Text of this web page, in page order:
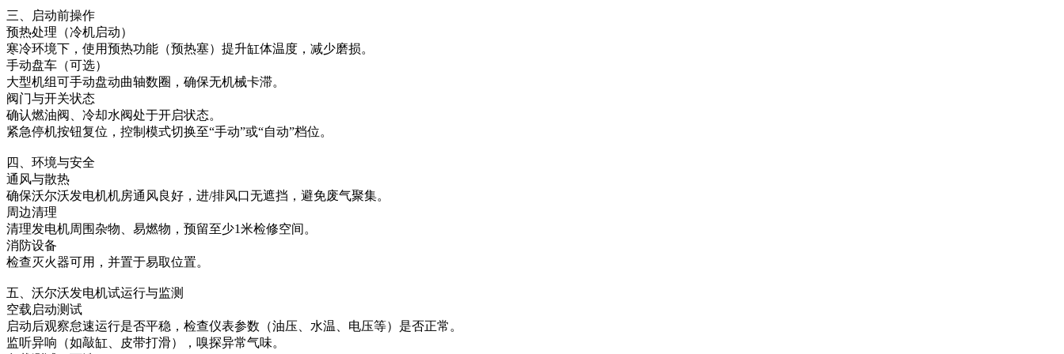
三、启动前操作
预热处理（冷机启动）
寒冷环境下，使用预热功能（预热塞）提升缸体温度，减少磨损。
手动盘车（可选）
大型机组可手动盘动曲轴数圈，确保无机械卡滞。
阀门与开关状态
确认燃油阀、冷却水阀处于开启状态。
紧急停机按钮复位，控制模式切换至“手动”或“自动”档位。
四、环境与安全
通风与散热
确保沃尔沃发电机机房通风良好，进/排风口无遮挡，避免废气聚集。
周边清理
清理发电机周围杂物、易燃物，预留至少1米检修空间。
消防设备
检查灭火器可用，并置于易取位置。
五、沃尔沃发电机试运行与监测
空载启动测试
启动后观察怠速运行是否平稳，检查仪表参数（油压、水温、电压等）是否正常。
监听异响（如敲缸、皮带打滑），嗅探异常气味。